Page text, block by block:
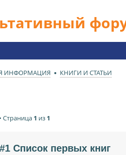
ИНФОРМАЦИЯ КНИГИ И СТАТЬИ
Страница 1 из 1
#1 Список первых книг